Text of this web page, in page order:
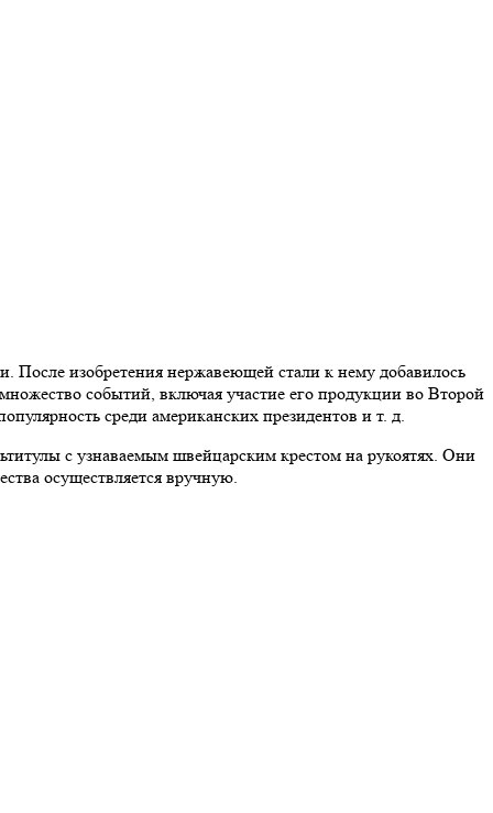
После изобретения нержавеющей стали к нему добавилось
событий, включая участие его продукции во Второй
среди американских президентов и т. д.
с узнаваемым швейцарским крестом на рукоятях. Они
осуществляется вручную.